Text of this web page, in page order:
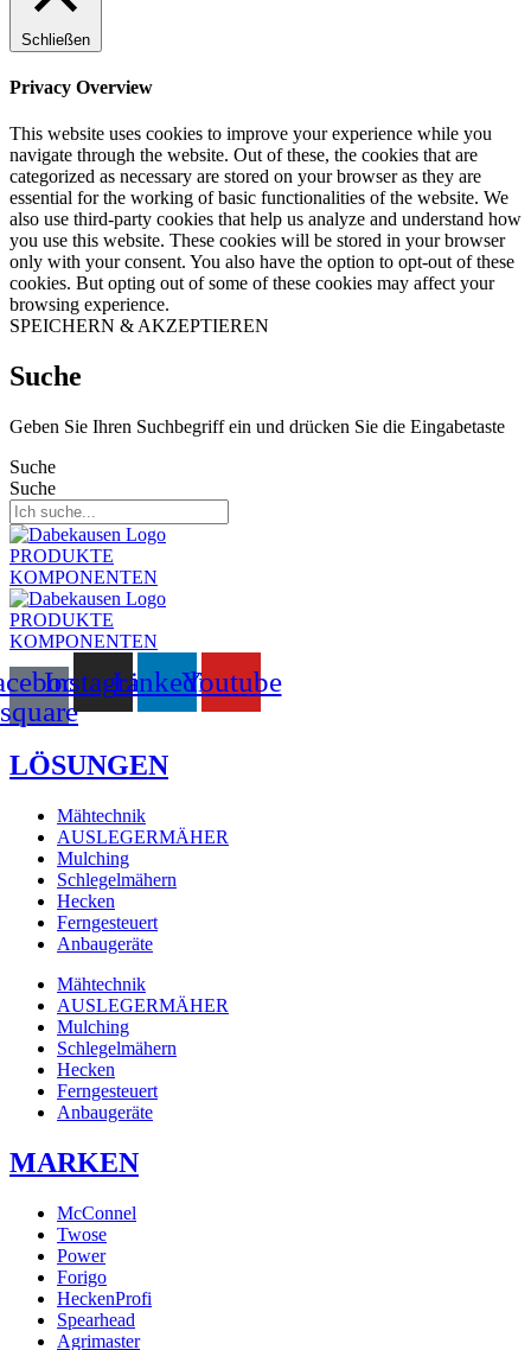
Schließen
Privacy Overview
This website uses cookies to improve your experience while you
navigate through the website. Out of these, the cookies that are
categorized as necessary are stored on your browser as they are
essential for the working of basic functionalities of the website. We
also use third-party cookies that help us analyze and understand how
you use this website. These cookies will be stored in your browser
only with your consent. You also have the option to opt-out of these
cookies. But opting out of some of these cookies may affect your
browsing experience.
SPEICHERN & AKZEPTIEREN
Suche
Geben Sie Ihren Suchbegriff ein und drücken Sie die Eingabetaste
Suche
Suche
PRODUKTE
KOMPONENTEN
PRODUKTE
KOMPONENTEN
square
InstagramLinkedinYoutube
LÖSUNGEN
Mähtechnik
AUSLEGERMÄHER
Mulching
Schlegelmähern
Hecken
Ferngesteuert
Anbaugeräte
Mähtechnik
AUSLEGERMÄHER
Mulching
Schlegelmähern
Hecken
Ferngesteuert
Anbaugeräte
MARKEN
McConnel
Twose
Power
Forigo
HeckenProfi
Spearhead
Agrimaster